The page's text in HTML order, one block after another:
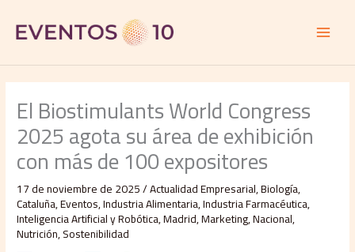
contenido
El Biostimulants World Congress
2025 agota su área de exhibición
con más de 100 expositores
17 de noviembre de 2025/Actualidad Empresarial,Biología,
Cataluña,Eventos,Industria Alimentaria,Industria Farmacéutica,
Inteligencia Artificial y Robótica,Madrid,Marketing,Nacional,
Nutrición,Sostenibilidad